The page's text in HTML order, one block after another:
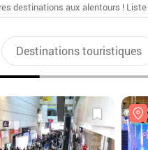
destinations aux alentours !
Destinations touristiques